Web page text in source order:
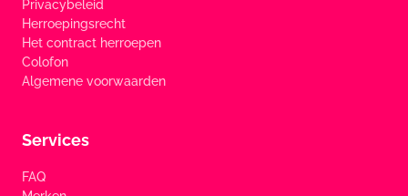
Privacybeleid
Herroepingsrecht
Het contract herroepen
Colofon
Algemene voorwaarden
Services
FAQ